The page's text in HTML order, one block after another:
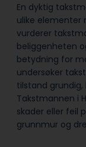
En dyktig
ulike elementer
vurderer
beliggenheten
betydning for
undersøker
tilstand
Takstmannen i
skader eller feil
grunnmur og